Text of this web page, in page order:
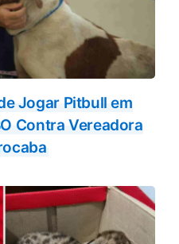
Jogar Pitbull em
Contra Vereadora